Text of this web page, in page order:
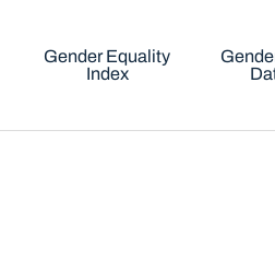
Gender Equality
Index